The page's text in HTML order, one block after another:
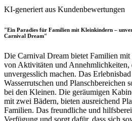
KI-generiert aus Kundenbewertungen
"Ein Paradies für Familien mit Kleinkindern –
Carnival Dream"
Die Carnival Dream bietet Familien
von Aktivitäten und Annehmlichkeiten,
unvergesslich machen. Das
Wasserrutschen und Planschbereichen
bei den Kleinen. Die geräumigen
mit zwei Bädern, bieten ausreichend
Familien. Das freundliche und